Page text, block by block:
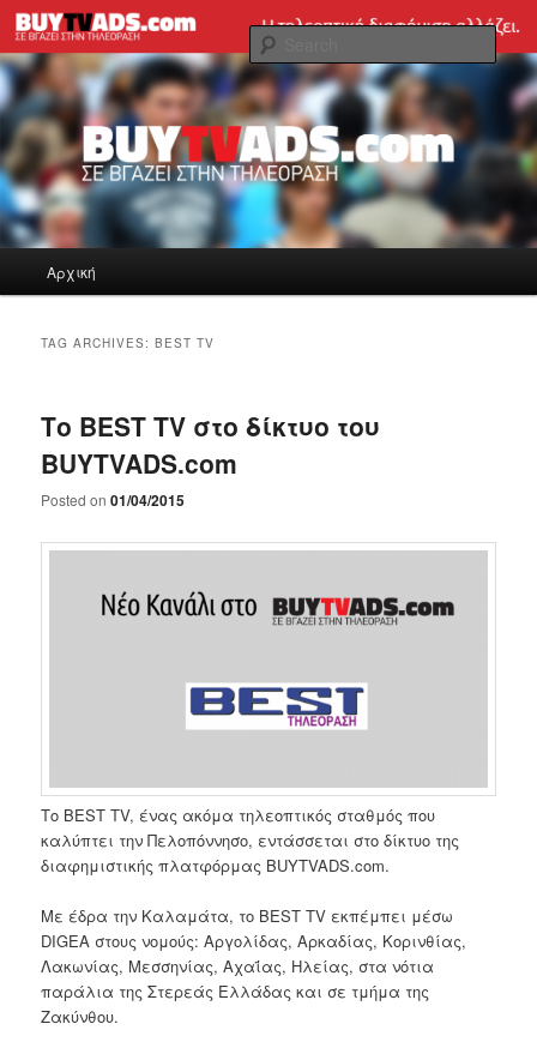
Skip
primary
content
Skip
secondary
contentBUYTVADS.com Blog
Tηλεοπτική διαφήμιση εύκολα και γρήγορα!
Αρχική
TAG ARCHIVES:BEST TV
Το BEST TV στο δίκτυο του
BUYTVADS.com
Posted on01/04/2015
Το BEST TV, ένας ακόμα τηλεοπτικός σταθμός που
καλύπτει την Πελοπόννησο, εντάσσεται στο δίκτυο της
διαφημιστικής πλατφόρμας BUYTVADS.com.
Με έδρα την Καλαμάτα, το BEST TV εκπέμπει μέσω
DIGEΑ στους νομούς: Αργολίδας, Αρκαδίας, Κορινθίας,
Λακωνίας, Μεσσηνίας, Αχαΐας, Ηλείας, στα νότια
παράλια της Στερεάς Ελλάδας και σε τμήμα της
Ζακύνθου.